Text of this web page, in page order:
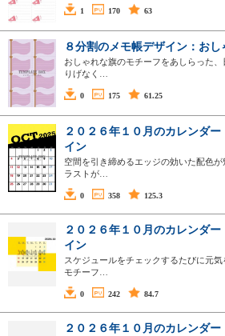
1 170 63
８分割のメモ帳デザイン：おし
おしゃれな旗のモチーフをあしらった
りげなく…
0 175 61.25
２０２６年１０月のカレンダ
イン
空間を引き締めるエッジの効いた配色
ラストが…
0 358 125.3
２０２６年１０月のカレンダ
イン
スケジュールをチェックするたびに元
モチーフ…
0 242 84.7
２０２６年１０月のカレンダ